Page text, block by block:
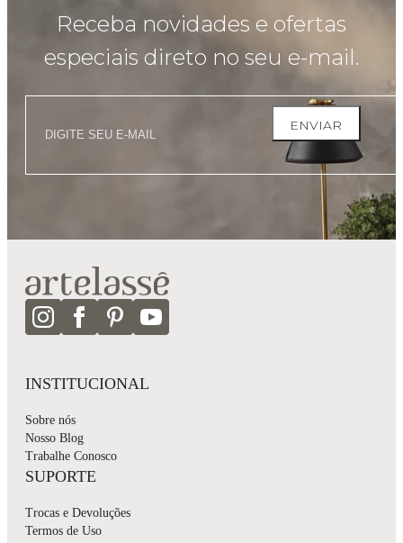
Receba novidades e ofertas
especiais direto no seu e-mail.
ENVIAR
INSTITUCIONAL
Sobre nós
Nosso Blog
Trabalhe Conosco
SUPORTE
Trocas e Devoluções
Termos de Uso